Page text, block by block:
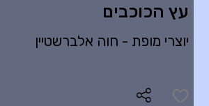
עץ הכוכבים
יוצרי מופת - חוה אלברשטיין